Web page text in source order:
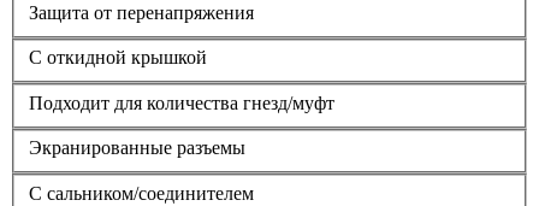
Защита от перенапряжения
С откидной крышкой
Подходит для количества гнезд/муфт
Экранированные разъемы
С сальником/соединителем